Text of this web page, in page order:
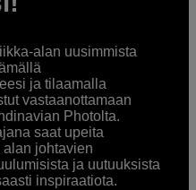
alan uusimmista
ja tilaamalla
vastaanottamaan
Photolta.
saat upeita
johtavien
ja uutuuksista
inspiraatiota.